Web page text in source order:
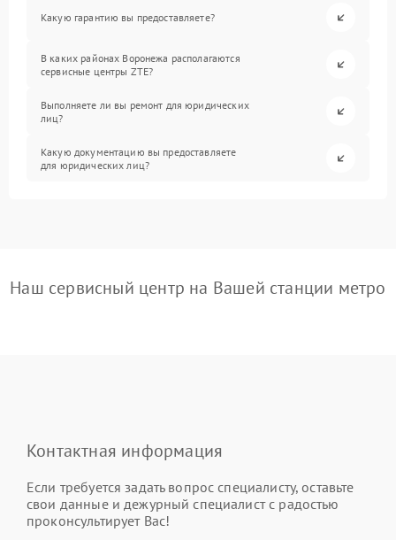
Какую гарантию вы предоставляете?
В каких районах Воронежа располагаются
сервисные центры ZTE?
Выполняете ли вы ремонт для юридических
лиц?
Какую документацию вы предоставляете
для юридических лиц?
Наш сервисный центр на Вашей станции метро
Контактная информация
Если требуется задать вопрос специалисту, оставьте
свои данные и дежурный специалист с радостью
проконсультирует Вас!